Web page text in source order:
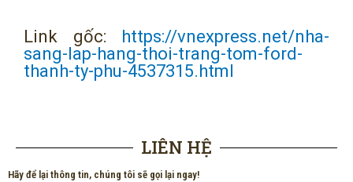
Link gốc:
https://vnexpress.net/nha-
sang-lap-hang-thoi-trang-tom-ford-
thanh-ty-phu-4537315.html
LIÊN HỆ
Hãy để lại thông tin, chúng tôi sẽ gọi lại ngay!